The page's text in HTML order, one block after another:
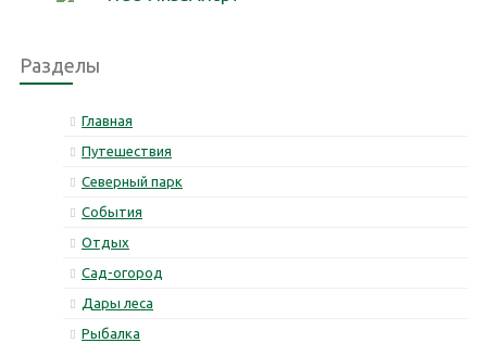
Разделы
Главная
Путешествия
Северный парк
События
Отдых
Сад-огород
Дары леса
Рыбалка